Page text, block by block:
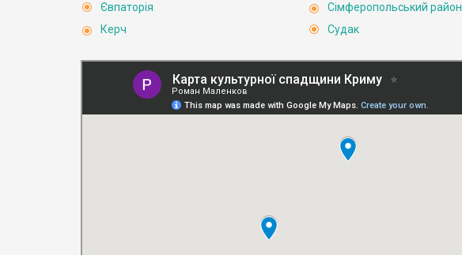
Євпаторія
Керч
Сімферопольський район
Судак